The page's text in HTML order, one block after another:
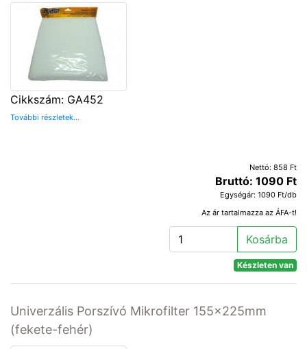
Cikkszám: GA452
További részletek...
Nettó: 858 Ft
Bruttó: 1090 Ft
Egységár: 1090 Ft/db
Az ár tartalmazza az ÁFA-t!
Kosárba
Készleten van
Univerzális Porszívó Mikrofilter 155x225mm
(fekete-fehér)